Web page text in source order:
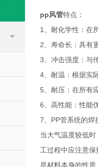
pp风管特点：
1、耐化学性：在
2、寿命长：具有
3、冲击强度：与
4、耐温：根据实
5、耐压：在所有
6、高性能：性能
7、PP管系统的焊
当大气温度较低
工过程中应注意
是材料本身的性